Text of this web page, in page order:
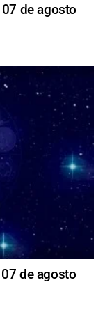
de agosto
de agosto